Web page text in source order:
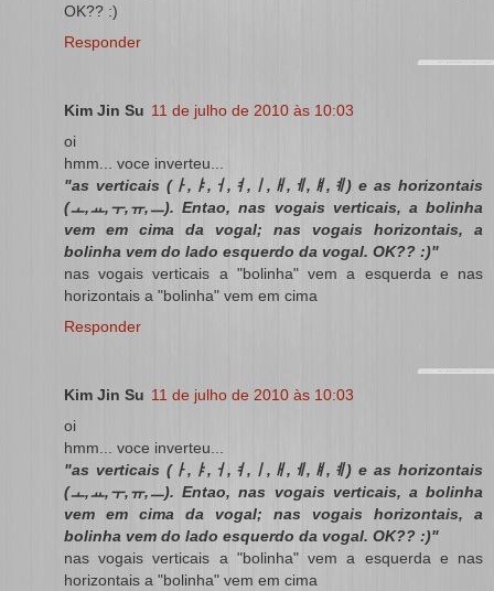
OK?? :)
Responder
Kim Jin Su 11 de julho de 2010 às 10:03
oi
hmm... voce inverteu...
"as verticais (ㅏ,ㅑ,ㅓ,ㅕ,ㅣ,ㅐ,ㅔ,ㅒ,ㅖ) e as horizontais
(ㅗ,ㅛ,ㅜ,ㅠ,ㅡ). Entao, nas vogais verticais, a bolinha
vem em cima da vogal; nas vogais horizontais, a
bolinha vem do lado esquerdo da vogal. OK?? :)"
nas vogais verticais a "bolinha" vem a esquerda e nas
horizontais a "bolinha" vem em cima
Responder
Kim Jin Su 11 de julho de 2010 às 10:03
oi
hmm... voce inverteu...
"as verticais (ㅏ,ㅑ,ㅓ,ㅕ,ㅣ,ㅐ,ㅔ,ㅒ,ㅖ) e as horizontais
(ㅗ,ㅛ,ㅜ,ㅠ,ㅡ). Entao, nas vogais verticais, a bolinha
vem em cima da vogal; nas vogais horizontais, a
bolinha vem do lado esquerdo da vogal. OK?? :)"
nas vogais verticais a "bolinha" vem a esquerda e nas
horizontais a "bolinha" vem em cima